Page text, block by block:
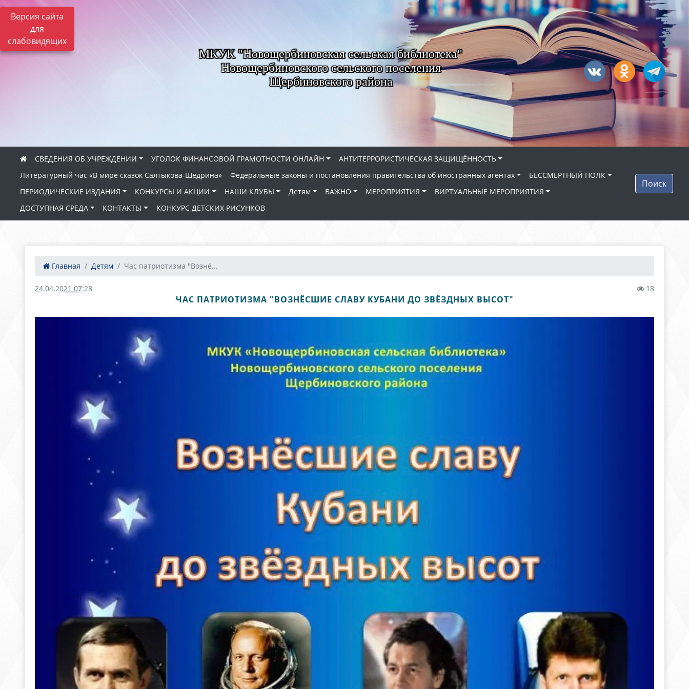
Версия сайта
для
слабовидящих
МКУК "Новощербиновская сельская библиотека"
Новощербиновского сельского поселения
Щербиновского района
СВЕДЕНИЯ ОБ УЧРЕЖДЕНИИ УГОЛОК ФИНАНСОВОЙ ГРАМОТНОСТИ ОНЛАЙН
АНТИТЕРРОРИСТИЧЕСКАЯ ЗАЩИЩЁННОСТЬ
Литературный час «В мире сказок Салтыкова-Щедрина»
Федеральные законы и постановления правительства об иностранных агентах
БЕССМЕРТНЫЙ ПОЛК
ПЕРИОДИЧЕСКИЕ ИЗДАНИЯ
КОНКУРСЫ И АКЦИИ НАШИ КЛУБЫ Детям ВАЖНО МЕРОПРИЯТИЯ
ВИРТУАЛЬНЫЕ МЕРОПРИЯТИЯ
ДОСТУПНАЯ СРЕДА
КОНТАКТЫ КОНКУРС ДЕТСКИХ РИСУНКОВ
Поиск
Главная Детям Час патриотизма "Вознё...
24.04.2021 07:28 18
ЧАС ПАТРИОТИЗМА "ВОЗНЁСШИЕ СЛАВУ КУБАНИ ДО ЗВЁЗДНЫХ ВЫСОТ"